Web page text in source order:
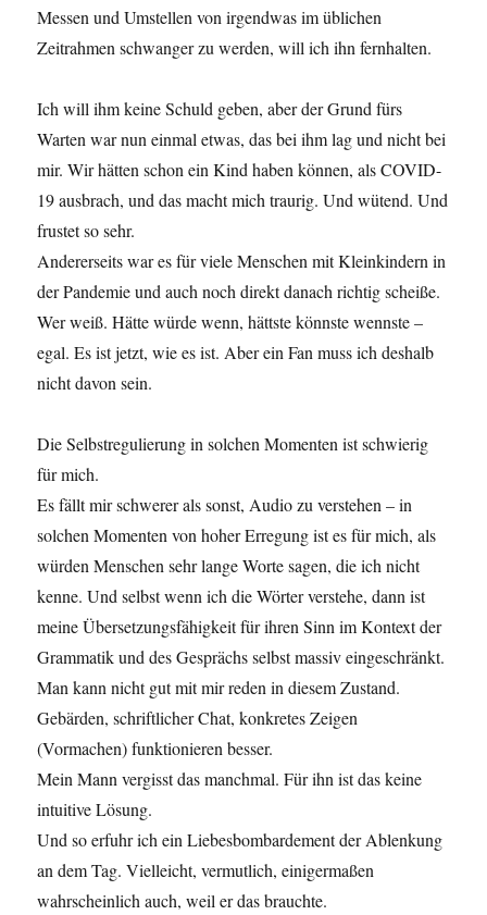
Messen und Umstellen von irgendwas im üblichen
Zeitrahmen schwanger zu werden, will ich ihn fernhalten.
Ich will ihm keine Schuld geben, aber der Grund fürs
Warten war nun einmal etwas, das bei ihm lag und nicht bei
mir. Wir hätten schon ein Kind haben können, als COVID-
19 ausbrach, und das macht mich traurig. Und wütend. Und
frustet so sehr.
Andererseits war es für viele Menschen mit Kleinkindern in
der Pandemie und auch noch direkt danach richtig scheiße.
Wer weiß. Hätte würde wenn, hättste könnste wennste –
egal. Es ist jetzt, wie es ist. Aber ein Fan muss ich deshalb
nicht davon sein.
Die Selbstregulierung in solchen Momenten ist schwierig
für mich.
Es fällt mir schwerer als sonst, Audio zu verstehen – in
solchen Momenten von hoher Erregung ist es für mich, als
würden Menschen sehr lange Worte sagen, die ich nicht
kenne. Und selbst wenn ich die Wörter verstehe, dann ist
meine Übersetzungsfähigkeit für ihren Sinn im Kontext der
Grammatik und des Gesprächs selbst massiv eingeschränkt.
Man kann nicht gut mit mir reden in diesem Zustand.
Gebärden, schriftlicher Chat, konkretes Zeigen
(Vormachen) funktionieren besser.
Mein Mann vergisst das manchmal. Für ihn ist das keine
intuitive Lösung.
Und so erfuhr ich ein Liebesbombardement der Ablenkung
an dem Tag. Vielleicht, vermutlich, einigermaßen
wahrscheinlich auch, weil er das brauchte.